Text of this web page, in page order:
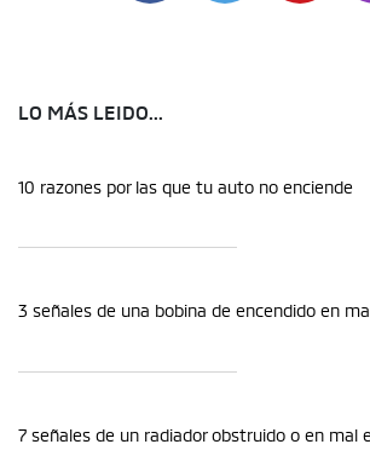
LO MÁS LEIDO...
10 razones por las que tu auto no enciende
3 señales de una bobina de encendido en
7 señales de un radiador obstruido o en mal